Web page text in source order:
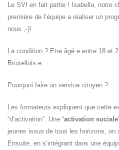
Le SVI en fait partie ! Isabella, notre
première de l’équipe a réaliser un
nous ;-)!
La condition ? Etre âgé.e entre 18 et
Bruxellois.e.
Pourquoi faire un service citoyen ?
Les formateurs expliquent que cette
“d’activation”. Une “activation sociale
jeunes issus de tous les horizons, on
Ensuite, en s’intégrant dans une